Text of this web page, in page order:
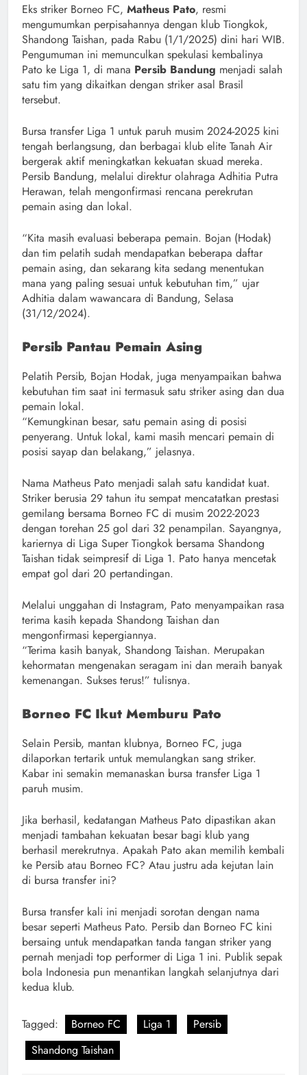
Eks striker Borneo FC, Matheus Pato, resmi
mengumumkan perpisahannya dengan klub Tiongkok,
Shandong Taishan, pada Rabu (1/1/2025) dini hari WIB.
Pengumuman ini memunculkan spekulasi kembalinya
Pato ke Liga 1, di mana Persib Bandung menjadi salah
satu tim yang dikaitkan dengan striker asal Brasil
tersebut.
Bursa transfer Liga 1 untuk paruh musim 2024-2025 kini
tengah berlangsung, dan berbagai klub elite Tanah Air
bergerak aktif meningkatkan kekuatan skuad mereka.
Persib Bandung, melalui direktur olahraga Adhitia Putra
Herawan, telah mengonfirmasi rencana perekrutan
pemain asing dan lokal.
“Kita masih evaluasi beberapa pemain. Bojan (Hodak)
dan tim pelatih sudah mendapatkan beberapa daftar
pemain asing, dan sekarang kita sedang menentukan
mana yang paling sesuai untuk kebutuhan tim,” ujar
Adhitia dalam wawancara di Bandung, Selasa
(31/12/2024).
Persib Pantau Pemain Asing
Pelatih Persib, Bojan Hodak, juga menyampaikan bahwa
kebutuhan tim saat ini termasuk satu striker asing dan dua
pemain lokal.
“Kemungkinan besar, satu pemain asing di posisi
penyerang. Untuk lokal, kami masih mencari pemain di
posisi sayap dan belakang,” jelasnya.
Nama Matheus Pato menjadi salah satu kandidat kuat.
Striker berusia 29 tahun itu sempat mencatatkan prestasi
gemilang bersama Borneo FC di musim 2022-2023
dengan torehan 25 gol dari 32 penampilan. Sayangnya,
kariernya di Liga Super Tiongkok bersama Shandong
Taishan tidak seimpresif di Liga 1. Pato hanya mencetak
empat gol dari 20 pertandingan.
Melalui unggahan di Instagram, Pato menyampaikan rasa
terima kasih kepada Shandong Taishan dan
mengonfirmasi kepergiannya.
“Terima kasih banyak, Shandong Taishan. Merupakan
kehormatan mengenakan seragam ini dan meraih banyak
kemenangan. Sukses terus!” tulisnya.
Borneo FC Ikut Memburu Pato
Selain Persib, mantan klubnya, Borneo FC, juga
dilaporkan tertarik untuk memulangkan sang striker.
Kabar ini semakin memanaskan bursa transfer Liga 1
paruh musim.
Jika berhasil, kedatangan Matheus Pato dipastikan akan
menjadi tambahan kekuatan besar bagi klub yang
berhasil merekrutnya. Apakah Pato akan memilih kembali
ke Persib atau Borneo FC? Atau justru ada kejutan lain
di bursa transfer ini?
Bursa transfer kali ini menjadi sorotan dengan nama
besar seperti Matheus Pato. Persib dan Borneo FC kini
bersaing untuk mendapatkan tanda tangan striker yang
pernah menjadi top performer di Liga 1 ini. Publik sepak
bola Indonesia pun menantikan langkah selanjutnya dari
kedua klub.
Tagged: Borneo FC Liga 1
Persib
Shandong Taishan